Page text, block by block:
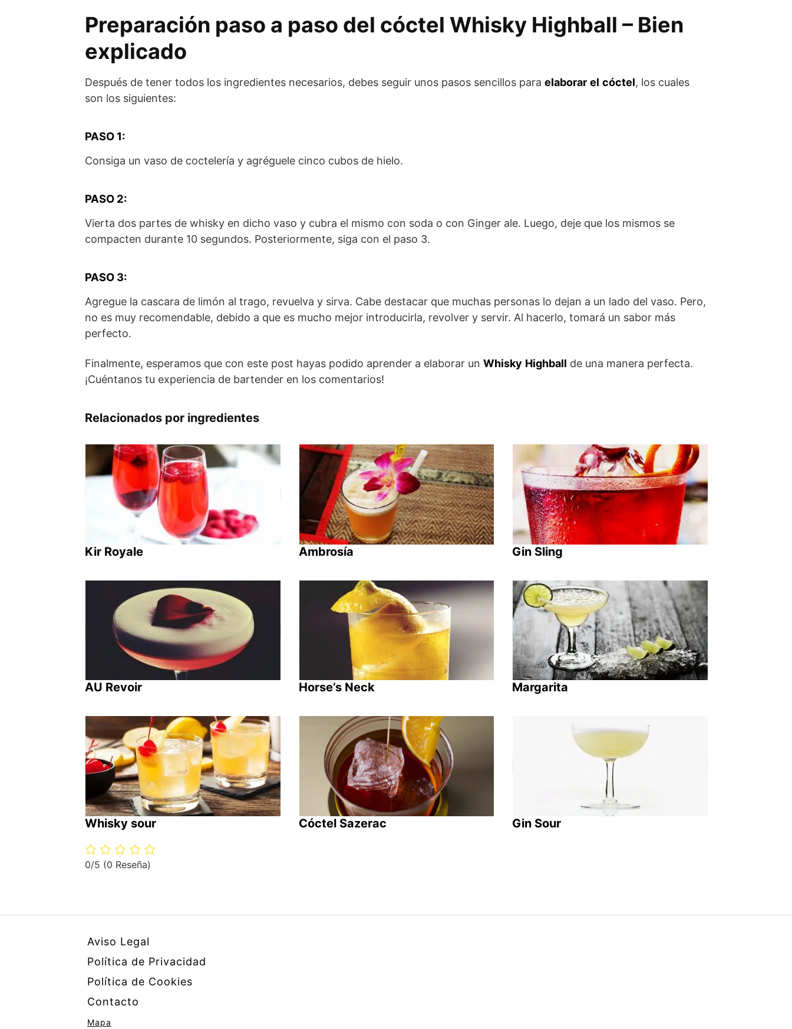
Preparación paso a paso del cóctel Whisky Highball – Bien
explicado
Después de tener todos los ingredientes necesarios, debes seguir unos pasos sencillos para elaborar el cóctel, los cuales
son los siguientes:
PASO 1:
Consiga un vaso de coctelería y agréguele cinco cubos de hielo.
PASO 2:
Vierta dos partes de whisky en dicho vaso y cubra el mismo con soda o con Ginger ale. Luego, deje que los mismos se
compacten durante 10 segundos. Posteriormente, siga con el paso 3.
PASO 3:
Agregue la cascara de limón al trago, revuelva y sirva. Cabe destacar que muchas personas lo dejan a un lado del vaso. Pero,
no es muy recomendable, debido a que es mucho mejor introducirla, revolver y servir. Al hacerlo, tomará un sabor más
perfecto.
Finalmente, esperamos que con este post hayas podido aprender a elaborar un Whisky Highball de una manera perfecta.
¡Cuéntanos tu experiencia de bartender en los comentarios!
Relacionados por ingredientes
Kir Royale Ambrosía Gin Sling
AU Revoir Horse’s Neck Margarita
Whisky sour Cóctel Sazerac Gin Sour
0/5 (0 Reseña)
Aviso Legal
Política de Privacidad
Política de Cookies
Contacto
Mapa